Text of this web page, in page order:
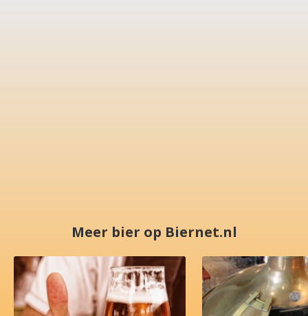
Meer bier op Biernet.nl